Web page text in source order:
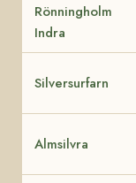
Rönningholm
Indra
Silversurfarn
Almsilvra